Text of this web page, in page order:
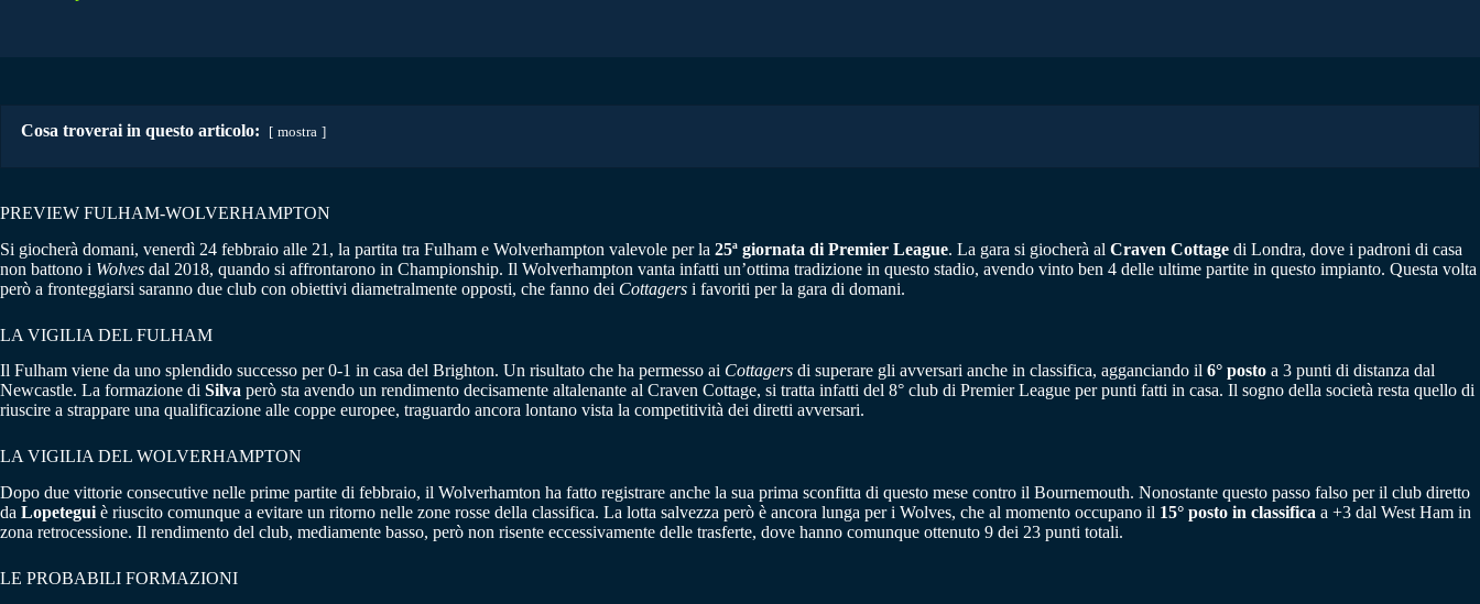
Cosa troverai in questo articolo: mostra
PREVIEW FULHAM-WOLVERHAMPTON
Si giocherà domani, venerdì 24 febbraio alle 21, la partita tra Fulham e Wolverhampton valevole per la 25ª giornata di Premier League. La gara si giocherà al Craven Cottage di Londra, dove i padroni di casa
non battono i Wolves dal 2018, quando si affrontarono in Championship. Il Wolverhampton vanta infatti un’ottima tradizione in questo stadio, avendo vinto ben 4 delle ultime partite in questo impianto. Questa volta
però a fronteggiarsi saranno due club con obiettivi diametralmente opposti, che fanno dei Cottagers i favoriti per la gara di domani.
LA VIGILIA DEL FULHAM
Il Fulham viene da uno splendido successo per 0-1 in casa del Brighton. Un risultato che ha permesso ai Cottagers di superare gli avversari anche in classifica, agganciando il 6° posto a 3 punti di distanza dal
Newcastle. La formazione di Silva però sta avendo un rendimento decisamente altalenante al Craven Cottage, si tratta infatti del 8° club di Premier League per punti fatti in casa. Il sogno della società resta quello di
riuscire a strappare una qualificazione alle coppe europee, traguardo ancora lontano vista la competitività dei diretti avversari.
LA VIGILIA DEL WOLVERHAMPTON
Dopo due vittorie consecutive nelle prime partite di febbraio, il Wolverhamton ha fatto registrare anche la sua prima sconfitta di questo mese contro il Bournemouth. Nonostante questo passo falso per il club diretto
da Lopetegui è riuscito comunque a evitare un ritorno nelle zone rosse della classifica. La lotta salvezza però è ancora lunga per i Wolves, che al momento occupano il 15° posto in classifica a +3 dal West Ham in
zona retrocessione. Il rendimento del club, mediamente basso, però non risente eccessivamente delle trasferte, dove hanno comunque ottenuto 9 dei 23 punti totali.
LE PROBABILI FORMAZIONI